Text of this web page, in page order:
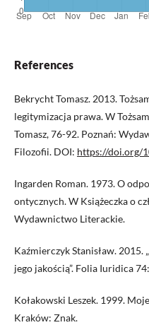
References
Bekrycht Tomasz. 2013.
legitymizacja prawa. W
Tomasz, 76-92. Poznań:
Filozofii. DOI: https://doi.org/
Ingarden Roman. 1973. O
ontycznych. W Książeczka o
Wydawnictwo Literackie.
Kaźmierczyk Stanisław. 2015.
jego jakością”. Folia Iuridica
Kołakowski Leszek. 1999.
Kraków: Znak.